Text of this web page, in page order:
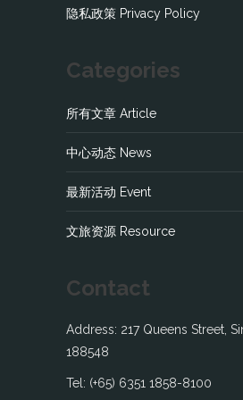
隐私政策 Privacy Policy
Categories
所有文章 Article
中心动态 News
最新活动 Event
文旅资源 Resource
Contact
Address: 217 Queens Street,
188548
Tel: (+65) 6351 1858-8100